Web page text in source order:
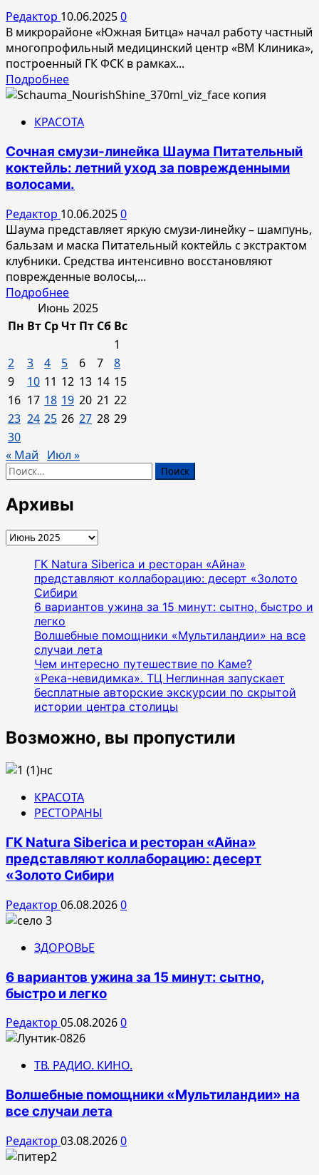
Редактор 10.06.20250
В микрорайоне «Южная Битца» начал работу частный
многопрофильный медицинский центр «ВМ Клиника»,
построенный ГК ФСК в рамках...
ПодробнееПрочитать
больше
В
«Южная
Битца»
открылся
медицинский
центр
с
дневным
стационаром
КРАСОТА
Сочная смузи-линейка Шаума Питательный
коктейль: летний уход за поврежденными
волосами.
Редактор 10.06.20250
Шаума представляет яркую смузи-линейку – шампунь,
бальзам и маска Питательный коктейль с экстрактом
клубники. Средства интенсивно восстановляют
поврежденные волосы,...
ПодробнееПрочитать
больше
о
линейка
Шаума
Питательный
коктейль:
за
поврежденными
Июнь 2025
Пн Вт СрЧт Пт Сб Вс
1
2
3 4 5 6 7
8
9
10 11 12 13 14 15
16 17 18 19 20 21 22
23 24 25 26 27 28 29
30
« Май
Июл »
Найти:
Архивы
Архивы
ГК Natura Siberica и ресторан «Айна»
представляют коллаборацию: десерт «Золото
Сибири
6 вариантов ужина за 15 минут: сытно, быстро и
легко
Волшебные помощники «Мультиландии» на все
случаи лета
Чем интересно путешествие по Каме?
«Река-невидимка». ТЦ Неглинная запускает
бесплатные авторские экскурсии по скрытой
истории центра столицы
Возможно, вы пропустили
КРАСОТА
РЕСТОРАНЫ
ГК Natura Siberica и ресторан «Айна»
представляют коллаборацию: десерт
«Золото Сибири
Редактор 06.08.20260
ЗДОРОВЬЕ
6 вариантов ужина за 15 минут: сытно,
быстро и легко
Редактор 05.08.20260
ТВ. РАДИО. КИНО.
Волшебные помощники «Мультиландии» на
все случаи лета
Редактор 03.08.20260